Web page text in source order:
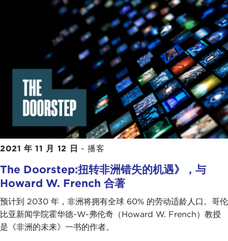
2021 年 11 月 12 日 - 播客
The Doorstep:扭转非洲错失的机遇》，与
Howard W. French 合著
预计到 2030 年，非洲将拥有全球 60% 的劳动适龄人口。哥伦
比亚新闻学院霍华德-W-弗伦奇（Howard W. French）教授
是《非洲的未来》一书的作者。